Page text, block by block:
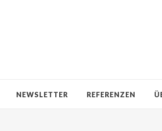
NEWSLETTER REFERENZEN